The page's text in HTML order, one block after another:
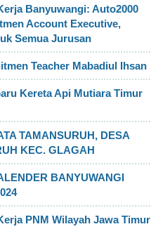
Banyuwangi: Auto2000
Account Executive,
Semua Jurusan
Teacher Mabadiul Ihsan
Kereta Api Mutiara Timur
TAMANSURUH, DESA
KEC. GLAGAH
BANYUWANGI
PNM Wilayah Jawa Timur